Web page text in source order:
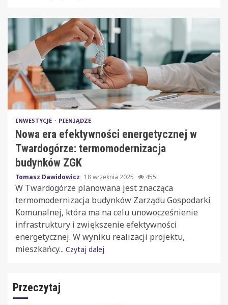
INWESTYCJE PIENIĄDZE
Nowa era efektywności energetycznej w
Twardogórze: termomodernizacja
budynków ZGK
Tomasz Dawidowicz 18 września 2025 455
W Twardogórze planowana jest znacząca
termomodernizacja budynków Zarządu Gospodarki
Komunalnej, która ma na celu unowocześnienie
infrastruktury i zwiększenie efektywności
energetycznej. W wyniku realizacji projektu,
mieszkańcy... Czytaj dalej
Przeczytaj